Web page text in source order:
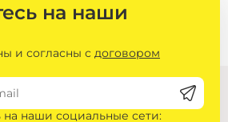
на наши
и согласны с договором
наши социальные сети: